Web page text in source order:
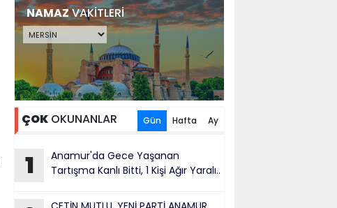
NAMAZVAKİTLERİ
ÇOK OKUNANLAR Gün Hafta Ay
1
Anamur'da Gece Yaşanan
Tartışma Kanlı Bitti, 1 Kişi Ağır Yaralı..